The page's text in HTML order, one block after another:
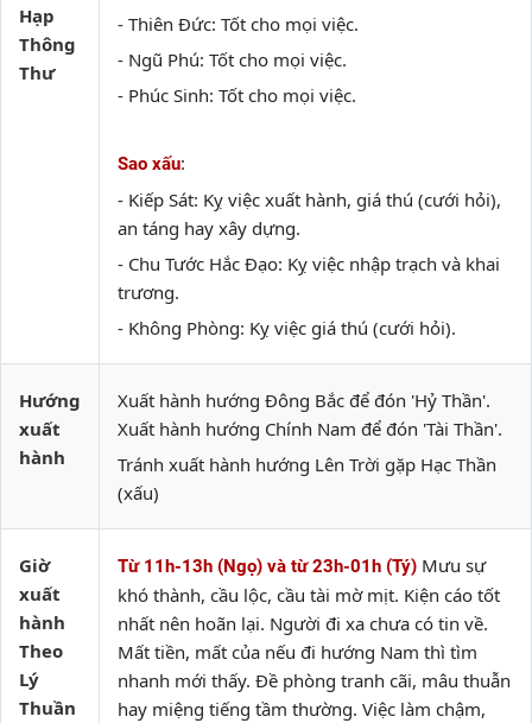
Hạp
Thông
Thư
- Thiên Đức: Tốt cho mọi việc.
- Ngũ Phú: Tốt cho mọi việc.
- Phúc Sinh: Tốt cho mọi việc.
Sao xấu:
- Kiếp Sát: Kỵ việc xuất hành, giá thú (cưới hỏi),
an táng hay xây dựng.
- Chu Tước Hắc Đạo: Kỵ việc nhập trạch và khai
trương.
- Không Phòng: Kỵ việc giá thú (cưới hỏi).
Hướng
xuất
hành
Xuất hành hướng Đông Bắc để đón 'Hỷ Thần'.
Xuất hành hướng Chính Nam để đón 'Tài Thần'.
Tránh xuất hành hướng Lên Trời gặp Hạc Thần
(xấu)
Giờ
xuất
hành
Theo
Lý
Thuần
Từ 11h-13h (Ngọ) và từ 23h-01h (Tý) Mưu sự
khó thành, cầu lộc, cầu tài mờ mịt. Kiện cáo tốt
nhất nên hoãn lại. Người đi xa chưa có tin về.
Mất tiền, mất của nếu đi hướng Nam thì tìm
nhanh mới thấy. Đề phòng tranh cãi, mâu thuẫn
hay miệng tiếng tầm thường. Việc làm chậm,